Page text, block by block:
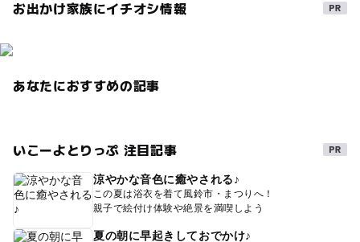
お出かけ家族にイチオシ情報
あなたにおすすめの記事
いこーよとりっぷ 注目記事
涼やかな音色に癒やされる♪
この夏は浴衣を着て風鈴市・まつりへ！
親子で絵付け体験や絶景を満喫しよう
夏の朝に早起きしておでかけ♪